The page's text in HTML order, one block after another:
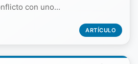
con uno...
ARTÍCULO